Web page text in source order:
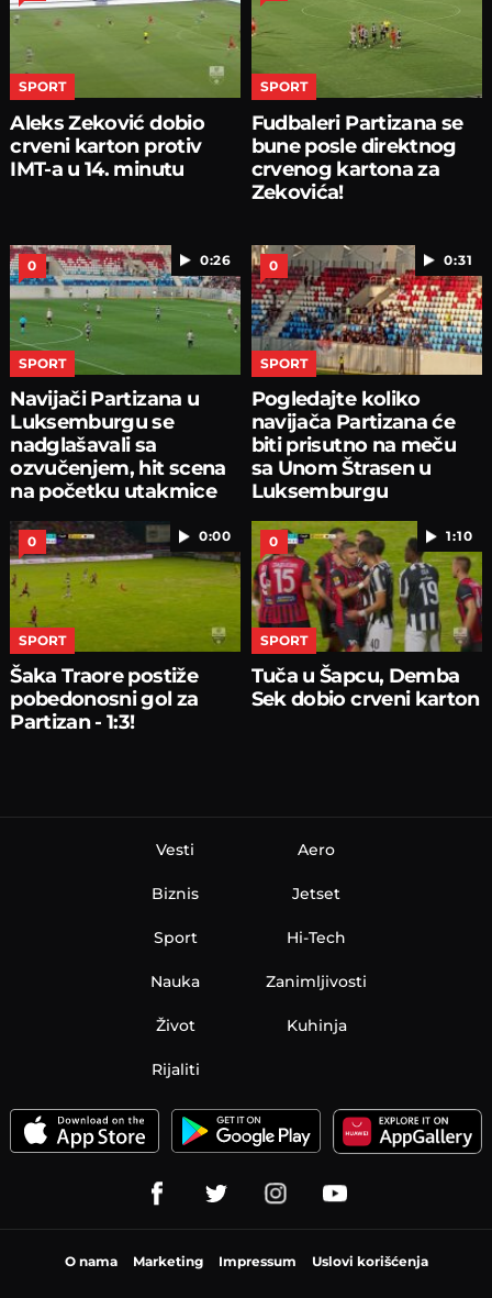
SPORT
Aleks Zeković dobio
crveni karton protiv
IMT-a u 14. minutu
SPORT
Fudbaleri Partizana se
bune posle direktnog
crvenog kartona za
Zekovića!
0:26
0
SPORT
Navijači Partizana u
Luksemburgu se
nadglašavali sa
ozvučenjem, hit scena
na početku utakmice
0:31
0
SPORT
Pogledajte koliko
navijača Partizana će
biti prisutno na meču
sa Unom Štrasen u
Luksemburgu
0:00
0
SPORT
Šaka Traore postiže
pobedonosni gol za
Partizan - 1:3!
1:10
0
SPORT
Tuča u Šapcu, Demba
Sek dobio crveni karton
Vesti
Biznis
Sport
Nauka
Aero
Jetset
Hi-Tech
Zanimljivosti
Život Kuhinja
Rijaliti
O nama Marketing Impressum Uslovi korišćenja